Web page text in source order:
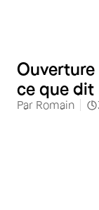
Ouverture
ce que dit
Par Romain